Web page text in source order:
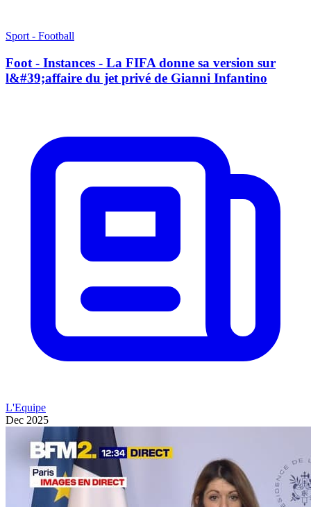
Sport - Football
Foot - Instances - La FIFA donne sa version sur
l&#39;affaire du jet privé de Gianni Infantino
L'Equipe
Dec 2025